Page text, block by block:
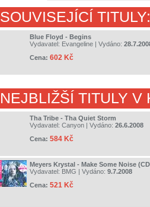
SOUVISEJÍCÍ TITULY:
Blue Floyd - Begins
Vydavatel: Evangeline | Vydáno:
Cena: 602 Kč
NEJBLIŽŠÍ TITULY V
Tha Tribe - Tha Quiet Storm
Vydavatel: Canyon | Vydáno: 26.6.2008
Cena: 584 Kč
Meyers Krystal - Make Some Noise
Vydavatel: BMG | Vydáno: 9.7.2008
Cena: 521 Kč